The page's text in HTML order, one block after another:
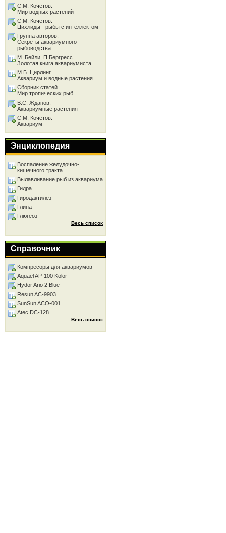
С.М. Кочетов.
Мир водных растений
С.М. Кочетов.
Цихлиды - рыбы с интеллектом
Группа авторов.
Секреты аквариумного
рыбоводства
М. Бейли, П.Бергресс.
Золотая книга аквариумиста
М.Б. Цирлинг.
Аквариум и водные растения
Сборник статей.
Мир тропических рыб
В.С. Жданов.
Аквариумные растения
С.М. Кочетов.
Аквариум
Энциклопедия
Воспаление желудочно-
кишечного тракта
Вылавливание рыб из аквариума
Гидра
Гиродактилез
Глина
Глюгеоз
Весь список
Справочник
Компресоры для аквариумов
Aquael AP-100 Kolor
Hydor Ario 2 Blue
Resun AC-9903
SunSun ACO-001
Atec DC-128
Весь список